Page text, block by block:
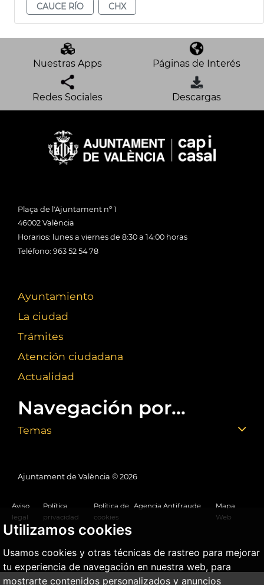
Utilizamos cookies
Usamos cookies y otras técnicas de rastreo para mejorar
tu experiencia de navegación en nuestra web, para
mostrarte contenidos personalizados y anuncios
CAUCE RÍO
CHX
Nuestras Apps Páginas de Interés
Redes Sociales Descargas
Plaça de l'Ajuntament nº 1
46002 València
Horarios: lunes a viernes de 8:30 a 14:00 horas
Teléfono: 963 52 54 78
Ayuntamiento
La ciudad
Trámites
Atención ciudadana
Actualidad
Navegación por...
Temas
Ajuntament de València © 2026
Aviso
legal
Política
privacidad
Política de
cookies
Agencia Antifraude
Mapa
Web